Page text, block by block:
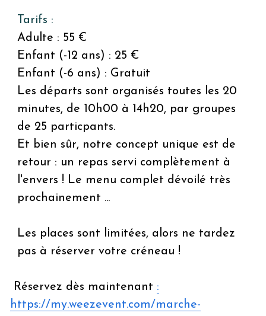
Tarifs :
Adulte : 55 €
Enfant (-12 ans) : 25 €
Enfant (-6 ans) : Gratuit
Les départs sont organisés toutes les 20
minutes, de 10h00 à 14h20, par groupes
de 25 particpants.
Et bien sûr, notre concept unique est de
retour : un repas servi complètement à
l'envers ! Le menu complet dévoilé très
prochainement ...
Les places sont limitées, alors ne tardez
pas à réserver votre créneau !
Réservez dès maintenant :
https://my.weezevent.com/marche-